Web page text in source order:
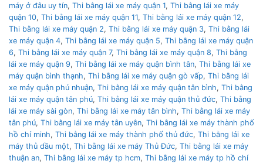
máy ở đâu uy tín, Thi bằng lái xe máy quận 1, Thi bằng lái xe máy
quận 10, Thi bằng lái xe máy quận 11, Thi bằng lái xe máy quận 12,
Thi bằng lái xe máy quận 2, Thi bằng lái xe máy quận 3, Thi bằng lái
xe máy quận 4, Thi bằng lái xe máy quận 5, Thi bằng lái xe máy quận
6, Thi bằng lái xe máy quận 7, Thi bằng lái xe máy quận 8, Thi bằng
lái xe máy quận 9, Thi bằng lái xe máy quận bình tân, Thi bằng lái xe
máy quận bình thạnh, Thi bằng lái xe máy quận gò vấp, Thi bằng lái
xe máy quận phú nhuận, Thi bằng lái xe máy quận tân bình, Thi bằng
lái xe máy quận tân phú, Thi bằng lái xe máy quận thủ đức, Thi bằng
lái xe máy sài gòn, Thi bằng lái xe máy tân bình, Thi bằng lái xe máy
tân phú, Thi bằng lái xe máy tân uyên, Thi bằng lái xe máy thành phố
hồ chí minh, Thi bằng lái xe máy thành phố thủ đức, Thi bằng lái xe
máy thủ dầu một, Thi bằng lái xe máy Thủ Đức, Thi bằng lái xe máy
thuận an, Thi bằng lái xe máy tp hcm, Thi bằng lái xe máy tp hồ chí